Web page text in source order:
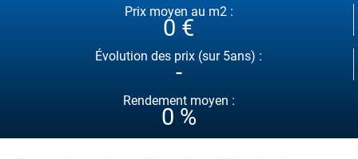
Prix moyen au m2 :
0 €
Évolution des prix (sur 5ans) :
-
Rendement moyen :
0 %